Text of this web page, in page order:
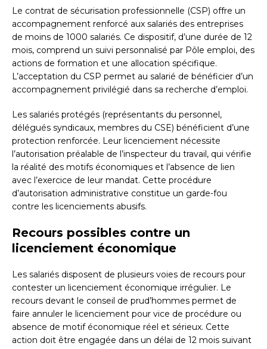
Le contrat de sécurisation professionnelle (CSP) offre un
accompagnement renforcé aux salariés des entreprises
de moins de 1000 salariés. Ce dispositif, d’une durée de 12
mois, comprend un suivi personnalisé par Pôle emploi, des
actions de formation et une allocation spécifique.
L’acceptation du CSP permet au salarié de bénéficier d’un
accompagnement privilégié dans sa recherche d’emploi.
Les salariés protégés (représentants du personnel,
délégués syndicaux, membres du CSE) bénéficient d’une
protection renforcée. Leur licenciement nécessite
l’autorisation préalable de l’inspecteur du travail, qui vérifie
la réalité des motifs économiques et l’absence de lien
avec l’exercice de leur mandat. Cette procédure
d’autorisation administrative constitue un garde-fou
contre les licenciements abusifs.
Recours possibles contre un
licenciement économique
Les salariés disposent de plusieurs voies de recours pour
contester un licenciement économique irrégulier. Le
recours devant le conseil de prud’hommes permet de
faire annuler le licenciement pour vice de procédure ou
absence de motif économique réel et sérieux. Cette
action doit être engagée dans un délai de 12 mois suivant